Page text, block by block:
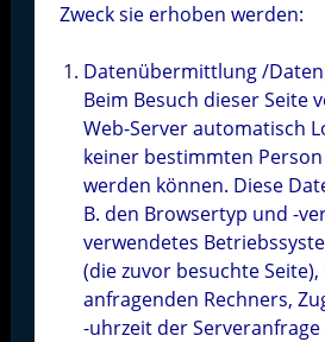
Zweck sie erhoben werden:
Datenübermittlung /
Beim Besuch dieser Seite
Web-Server automatisch
keiner bestimmten
werden können. Diese
B. den Browsertyp und -
verwendetes
(die zuvor besuchte Seite),
anfragenden Rechners,
-uhrzeit der